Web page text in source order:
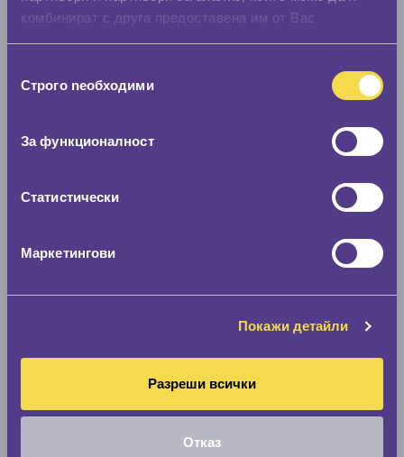
комбинират с друга предоставена им от Вас
наСтрого nеобходими
За функционалност
Статистически
Маркетингови
Покажи детайли
Разреши всички
Отказ